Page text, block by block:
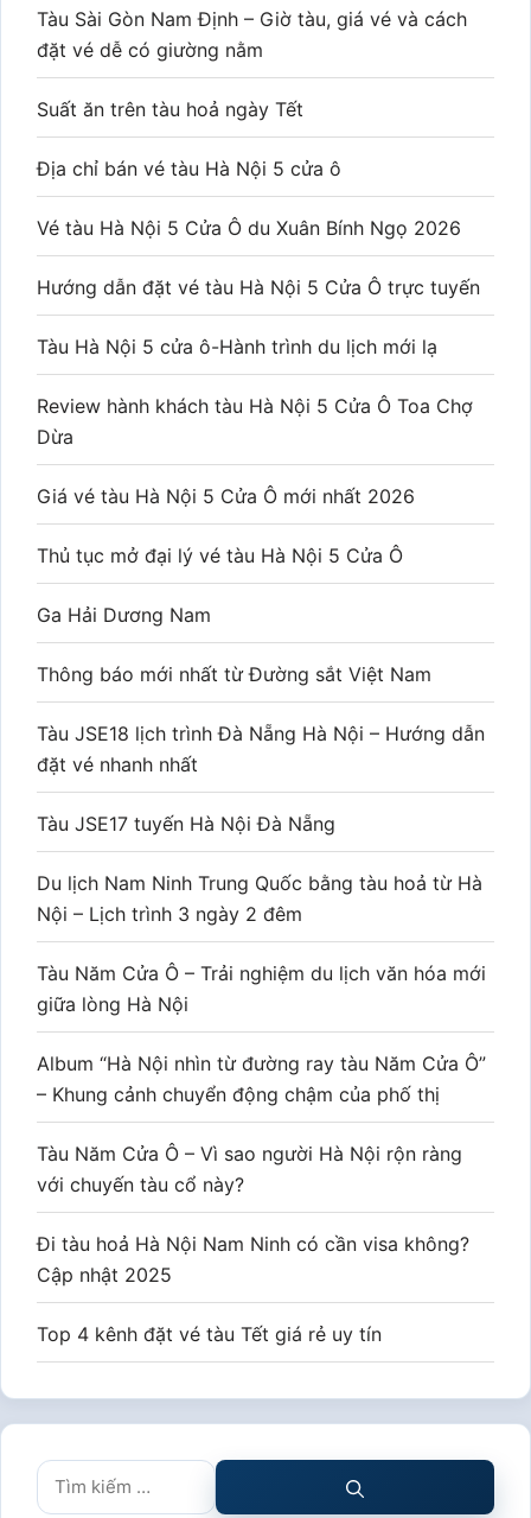
Tàu Sài Gòn Nam Định – Giờ tàu, giá vé và cách
đặt vé dễ có giường nằm
Suất ăn trên tàu hoả ngày Tết
Địa chỉ bán vé tàu Hà Nội 5 cửa ô
Vé tàu Hà Nội 5 Cửa Ô du Xuân Bính Ngọ 2026
Hướng dẫn đặt vé tàu Hà Nội 5 Cửa Ô trực tuyến
Tàu Hà Nội 5 cửa ô-Hành trình du lịch mới lạ
Review hành khách tàu Hà Nội 5 Cửa Ô Toa Chợ
Dừa
Giá vé tàu Hà Nội 5 Cửa Ô mới nhất 2026
Thủ tục mở đại lý vé tàu Hà Nội 5 Cửa Ô
Ga Hải Dương Nam
Thông báo mới nhất từ Đường sắt Việt Nam
Tàu JSE18 lịch trình Đà Nẵng Hà Nội – Hướng dẫn
đặt vé nhanh nhất
Tàu JSE17 tuyến Hà Nội Đà Nẵng
Du lịch Nam Ninh Trung Quốc bằng tàu hoả từ Hà
Nội – Lịch trình 3 ngày 2 đêm
Tàu Năm Cửa Ô – Trải nghiệm du lịch văn hóa mới
giữa lòng Hà Nội
Album “Hà Nội nhìn từ đường ray tàu Năm Cửa Ô”
– Khung cảnh chuyển động chậm của phố thị
Tàu Năm Cửa Ô – Vì sao người Hà Nội rộn ràng
với chuyến tàu cổ này?
Đi tàu hoả Hà Nội Nam Ninh có cần visa không?
Cập nhật 2025
Top 4 kênh đặt vé tàu Tết giá rẻ uy tín
Tìm
kiếm